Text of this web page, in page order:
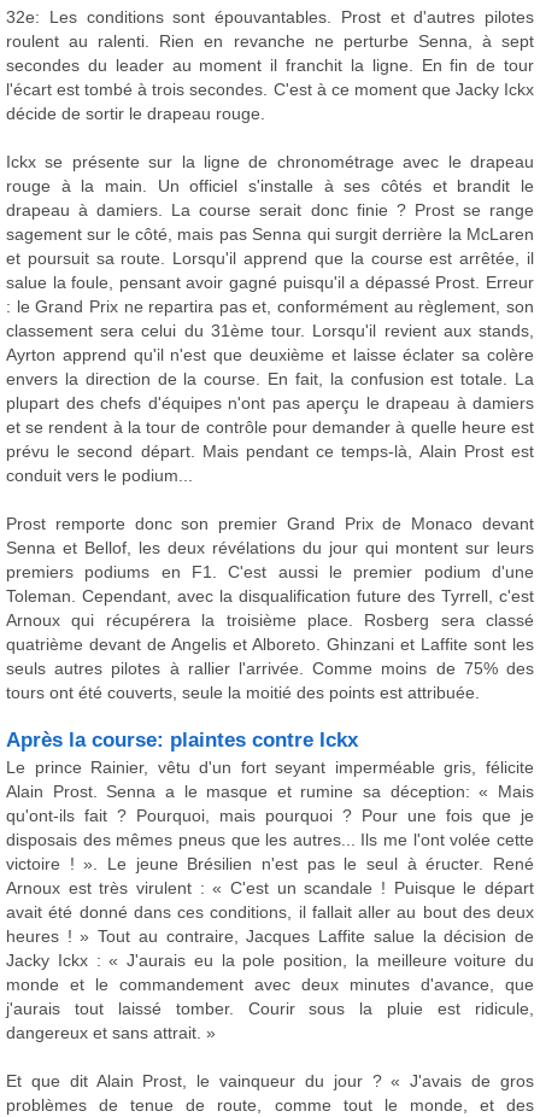
32e: Les conditions sont épouvantables. Prost et d'autres pilotes
roulent au ralenti. Rien en revanche ne perturbe Senna, à sept
secondes du leader au moment il franchit la ligne. En fin de tour
l'écart est tombé à trois secondes. C'est à ce moment que Jacky Ickx
décide de sortir le drapeau rouge.
Ickx se présente sur la ligne de chronométrage avec le drapeau
rouge à la main. Un officiel s'installe à ses côtés et brandit le
drapeau à damiers. La course serait donc finie ? Prost se range
sagement sur le côté, mais pas Senna qui surgit derrière la McLaren
et poursuit sa route. Lorsqu'il apprend que la course est arrêtée, il
salue la foule, pensant avoir gagné puisqu'il a dépassé Prost. Erreur
: le Grand Prix ne repartira pas et, conformément au règlement, son
classement sera celui du 31ème tour. Lorsqu'il revient aux stands,
Ayrton apprend qu'il n'est que deuxième et laisse éclater sa colère
envers la direction de la course. En fait, la confusion est totale. La
plupart des chefs d'équipes n'ont pas aperçu le drapeau à damiers
et se rendent à la tour de contrôle pour demander à quelle heure est
prévu le second départ. Mais pendant ce temps-là, Alain Prost est
conduit vers le podium...
Prost remporte donc son premier Grand Prix de Monaco devant
Senna et Bellof, les deux révélations du jour qui montent sur leurs
premiers podiums en F1. C'est aussi le premier podium d'une
Toleman. Cependant, avec la disqualification future des Tyrrell, c'est
Arnoux qui récupérera la troisième place. Rosberg sera classé
quatrième devant de Angelis et Alboreto. Ghinzani et Laffite sont les
seuls autres pilotes à rallier l'arrivée. Comme moins de 75% des
tours ont été couverts, seule la moitié des points est attribuée.
Après la course: plaintes contre Ickx
Le prince Rainier, vêtu d'un fort seyant imperméable gris, félicite
Alain Prost. Senna a le masque et rumine sa déception: « Mais
qu'ont-ils fait ? Pourquoi, mais pourquoi ? Pour une fois que je
disposais des mêmes pneus que les autres... Ils me l'ont volée cette
victoire ! ». Le jeune Brésilien n'est pas le seul à éructer. René
Arnoux est très virulent : « C'est un scandale ! Puisque le départ
avait été donné dans ces conditions, il fallait aller au bout des deux
heures ! » Tout au contraire, Jacques Laffite salue la décision de
Jacky Ickx : « J'aurais eu la pole position, la meilleure voiture du
monde et le commandement avec deux minutes d'avance, que
j'aurais tout laissé tomber. Courir sous la pluie est ridicule,
dangereux et sans attrait. »
Et que dit Alain Prost, le vainqueur du jour ? « J'avais de gros
problèmes de tenue de route, comme tout le monde, et des